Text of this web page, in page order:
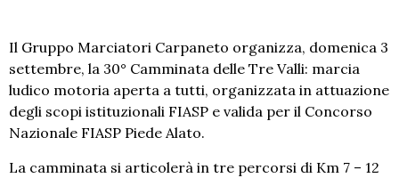
Il Gruppo Marciatori Carpaneto organizza, domenica 3
settembre, la 30° Camminata delle Tre Valli: marcia
ludico motoria aperta a tutti, organizzata in attuazione
degli scopi istituzionali FIASP e valida per il Concorso
Nazionale FIASP Piede Alato.
La camminata si articolerà in tre percorsi di Km 7 – 12